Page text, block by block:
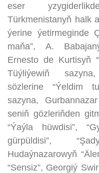
eser
Türkmenistanyň halk
ýerine ýetirmeginde
maňa”, A.
Ernesto de Kurtisyň
Tüýliýewiň
sözlerine “Ýeldim
sazyna,
seniň gözleriňden
“Ýaýla hüwdisi”,
gürpüldisi”,
Hudaýnazarowyň
“Sensiz”, Georgiý